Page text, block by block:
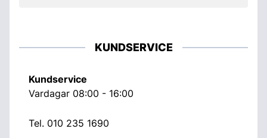
KUNDSERVICE
Kundservice
Vardagar 08:00 - 16:00
Tel. 010 235 1690